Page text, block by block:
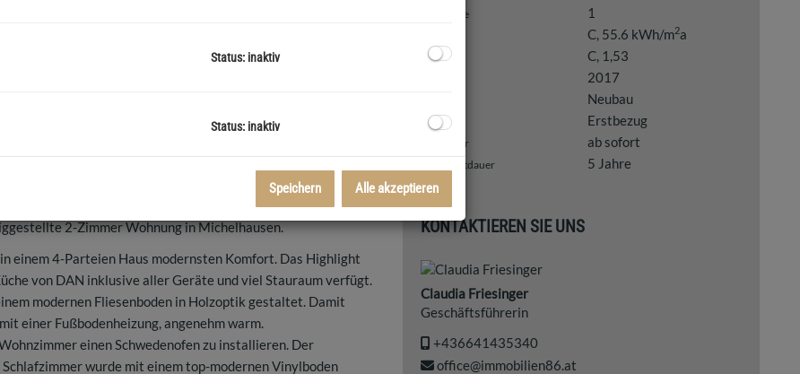
2-Zimmer Wohnung in Michelhausen.
einem 4-Parteien Haus modernsten Komfort. Das Highlight
von DAN inklusive aller Geräte und viel Stauraum verfügt.
modernen Fliesenboden in Holzoptik gestaltet. Damit
einer Fußbodenheizung, angenehm warm.
einen Schwedenofen zu installieren. Der
wurde mit einem top-modernen Vinylboden
Stellplätze 1
C, 55.6 kWh/m2a
fGEE C, 1,53
2017
Neubau
Zustand Erstbezug
Beziehbar ab sofort
Max. Mietdauer 5 Jahre
KONTAKTIEREN SIE UNS
Claudia Friesinger
Geschäftsführerin
+436641435340
office@immobilien86.at
Status: inaktiv
Status: inaktiv
Speichern Alle akzeptieren